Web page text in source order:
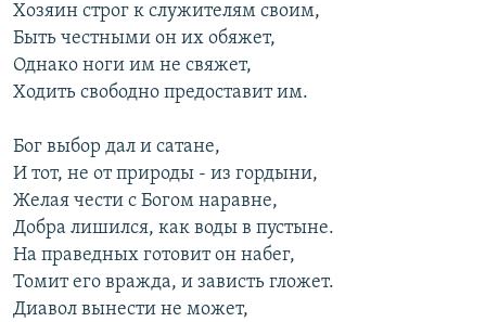
Хозяин строг к служителям своим,
Быть честными он их обяжет,
Однако ноги им не свяжет,
Ходить свободно предоставит им.
Бог выбор дал и сатане,
И тот, не от природы - из гордыни,
Желая чести с Богом наравне,
Добра лишился, как воды в пустыне.
На праведных готовит он набег,
Томит его вражда, и зависть гложет.
Диавол вынести не может,